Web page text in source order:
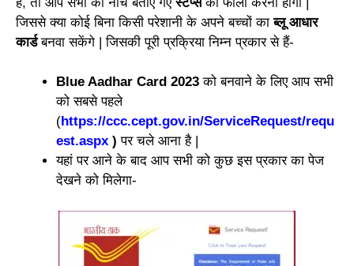
जिससे क्या कोई बिना किसी परेशानी के अपने बच्चों का ब्लू आधार
कार्डबनवा सकेंगे | जिसकी पूरी प्रक्रिया निम्न प्रकार से हैं-
Blue Aadhar Card 2023को बनवाने के लिए आप सभी
को सबसे पहले
(https://ccc.cept.gov.in/ServiceRequest/requ
est.aspx )पर चले आना है |
यहां पर आने के बाद आप सभी को कुछ इस प्रकार का पेज
देखने को मिलेगा-